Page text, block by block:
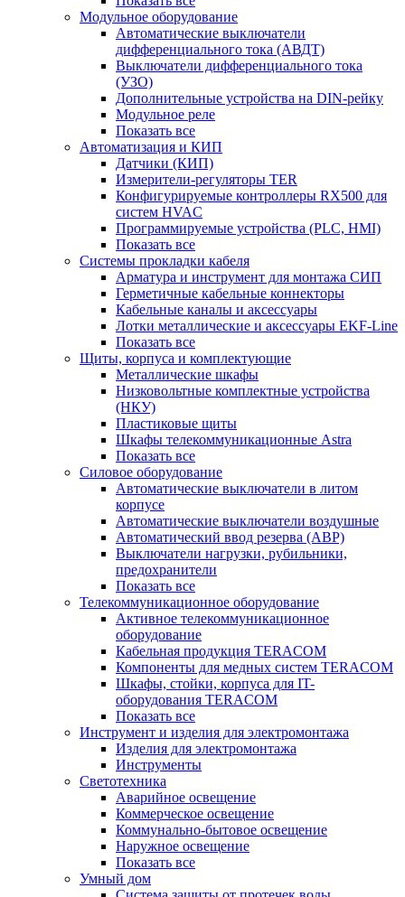
Модульное оборудование
Автоматические выключатели
дифференциального тока (АВДТ)
Выключатели дифференциального тока
(УЗО)
Дополнительные устройства на DIN-рейку
Модульное реле
Показать все
Автоматизация и КИП
Датчики (КИП)
Измерители-регуляторы TER
Конфигурируемые контроллеры RX500 для
систем HVAC
Программируемые устройства (PLC, HMI)
Показать все
Системы прокладки кабеля
Арматура и инструмент для монтажа СИП
Герметичные кабельные коннекторы
Кабельные каналы и аксессуары
Лотки металлические и аксессуары EKF-Line
Показать все
Щиты, корпуса и комплектующие
Металлические шкафы
Низковольтные комплектные устройства
(НКУ)
Пластиковые щиты
Шкафы телекоммуникационные Astra
Показать все
Силовое оборудование
Автоматические выключатели в литом
корпусе
Автоматические выключатели воздушные
Автоматический ввод резерва (АВР)
Выключатели нагрузки, рубильники,
предохранители
Показать все
Телекоммуникационное оборудование
Активное телекоммуникационное
оборудование
Кабельная продукция TERACOM
Компоненты для медных систем TERACOM
Шкафы, стойки, корпуса для IT-
оборудования TERACOM
Показать все
Инструмент и изделия для электромонтажа
Изделия для электромонтажа
Инструменты
Светотехника
Аварийное освещение
Коммерческое освещение
Коммунально-бытовое освещение
Наружное освещение
Показать все
Умный дом